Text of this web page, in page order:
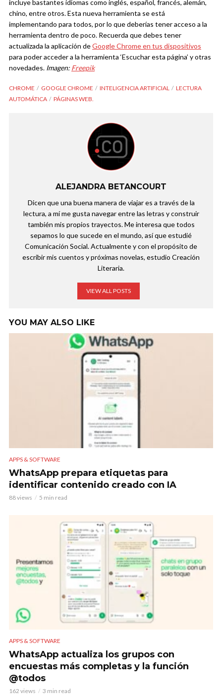
incluye bastantes idiomas como inglés, español, francés, alemán,
chino, entre otros.Esta nueva herramienta se está
implementando para todos, por lo que deberías tener acceso a la
herramienta dentro de poco. Recuerda que debes tener
actualizada la aplicación deGoogle Chrome en tus dispositivos
para poder acceder a la herramienta ‘Escuchar esta página’ y otras
novedades. Imagen: Freepik
CHROME GOOGLE CHROME INTELIGENCIA ARTIFICIAL
LECTURA
AUTOMÁTICA
PÁGINAS WEB.
ALEJANDRA BETANCOURT
Dicen que una buena manera de viajar es a través de la
lectura, a mí me gusta navegar entre las letras y construir
también mis propios trayectos. Me interesa que todos
sepamos lo que sucede en el mundo, así que estudié
Comunicación Social. Actualmente y con el propósito de
escribir mis cuentos y próximas novelas, estudio Creación
Literaria.
VIEW ALL POSTS
YOU MAY ALSO LIKE
APPS & SOFTWARE
WhatsApp prepara etiquetas para
identificar contenido creado con IA
88 views 5 min read
APPS & SOFTWARE
WhatsApp actualiza los grupos con
encuestas más completas y la función
@todos
162 views 3 min read